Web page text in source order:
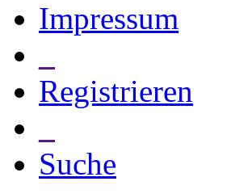
Impressum
Registrieren
Suche